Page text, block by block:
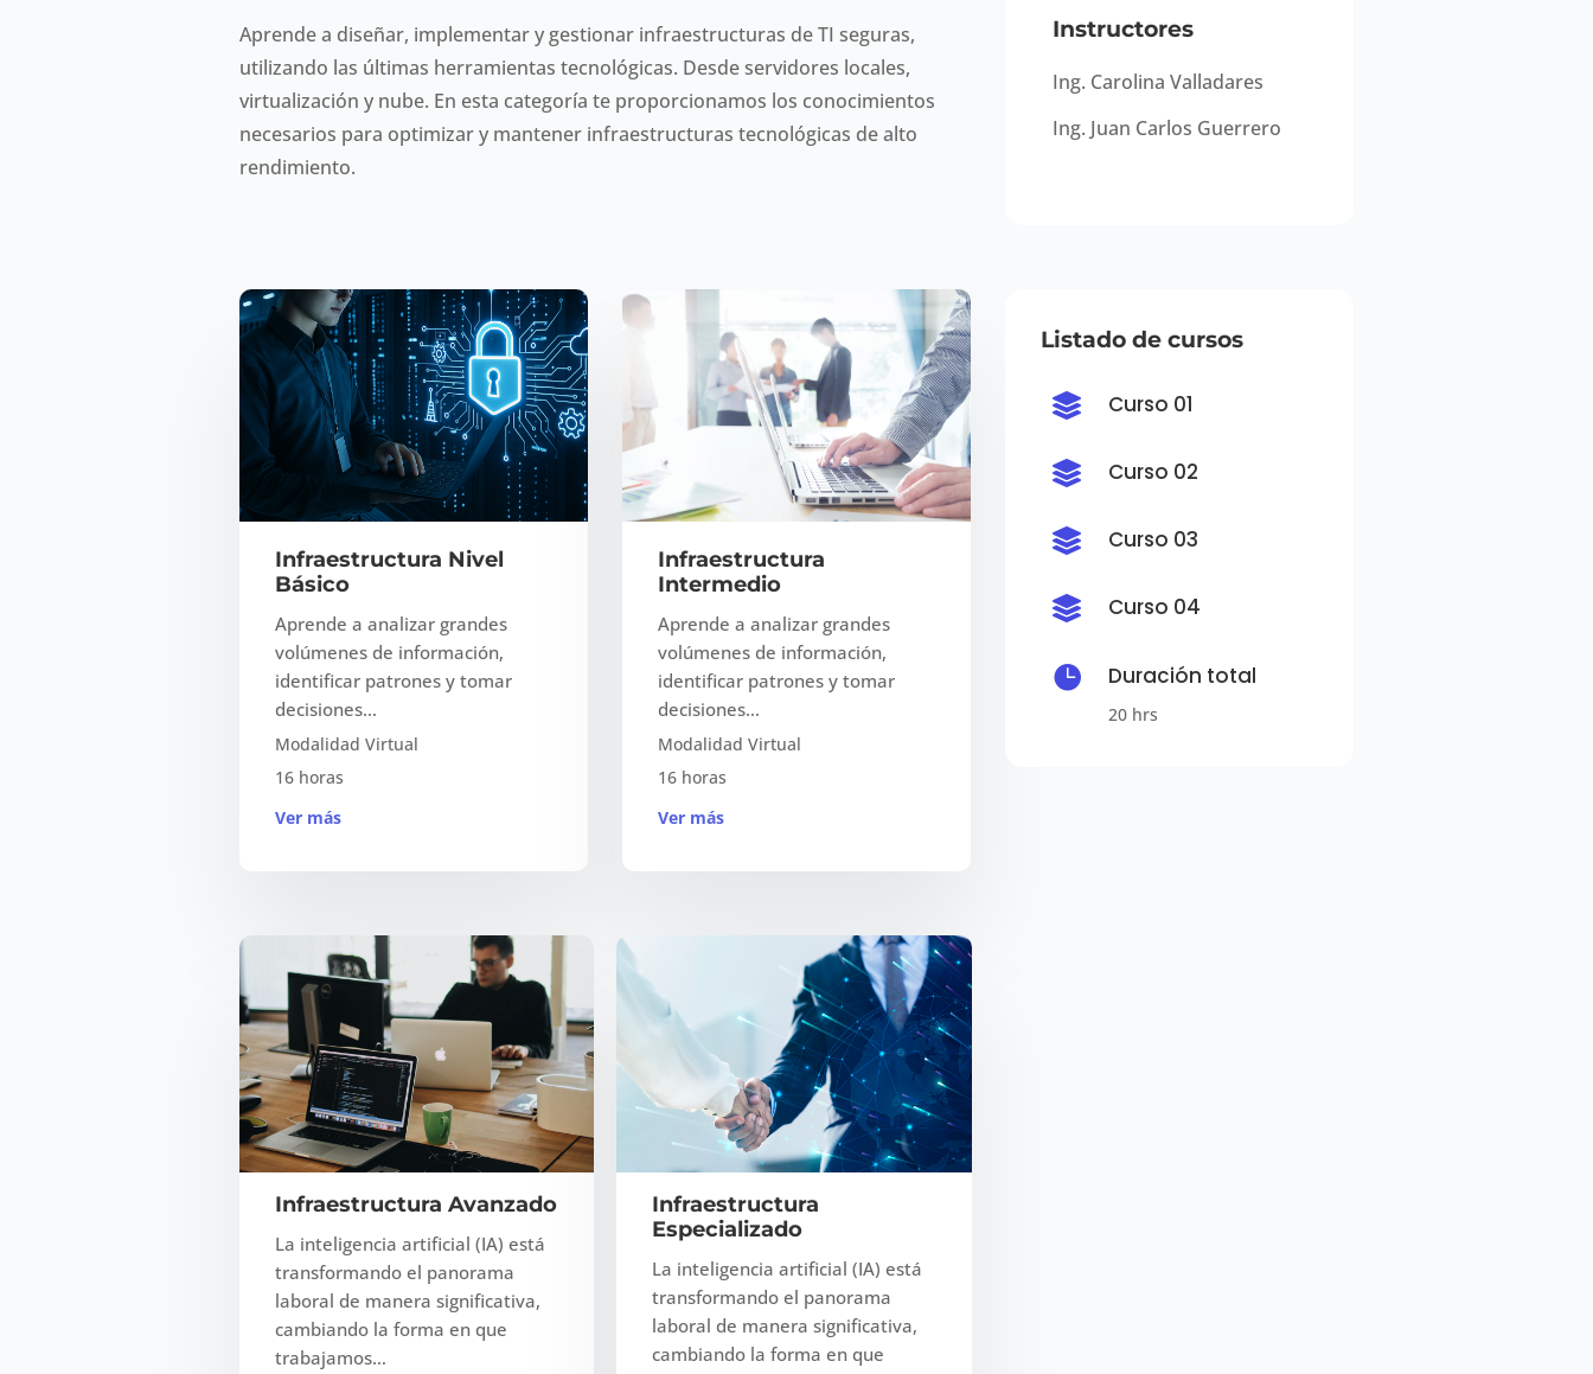
Aprende a diseñar, implementar y gestionar infraestructuras de TI seguras,
utilizando las últimas herramientas tecnológicas. Desde servidores locales,
virtualización y nube. En esta categoría te proporcionamos los conocimientos
necesarios para optimizar y mantener infraestructuras tecnológicas de alto
rendimiento.
Instructores
Ing. Carolina Valladares
Ing. Juan Carlos Guerrero
Infraestructura Nivel
Básico
Aprende a analizar grandes
volúmenes de información,
identificar patrones y tomar
decisiones…
Modalidad Virtual
16 horas
Ver más
Infraestructura
Intermedio
Aprende a analizar grandes
volúmenes de información,
identificar patrones y tomar
decisiones…
Modalidad Virtual
16 horas
Ver más
Listado de cursos
 Curso 01
 Curso 02
 Curso 03
 Curso 04
 Duración total
20 hrs
Infraestructura Avanzado
La inteligencia artificial (IA) está
transformando el panorama
laboral de manera significativa,
cambiando la forma en que
trabajamos…
Infraestructura
Especializado
La inteligencia artificial (IA) está
transformando el panorama
laboral de manera significativa,
cambiando la forma en que